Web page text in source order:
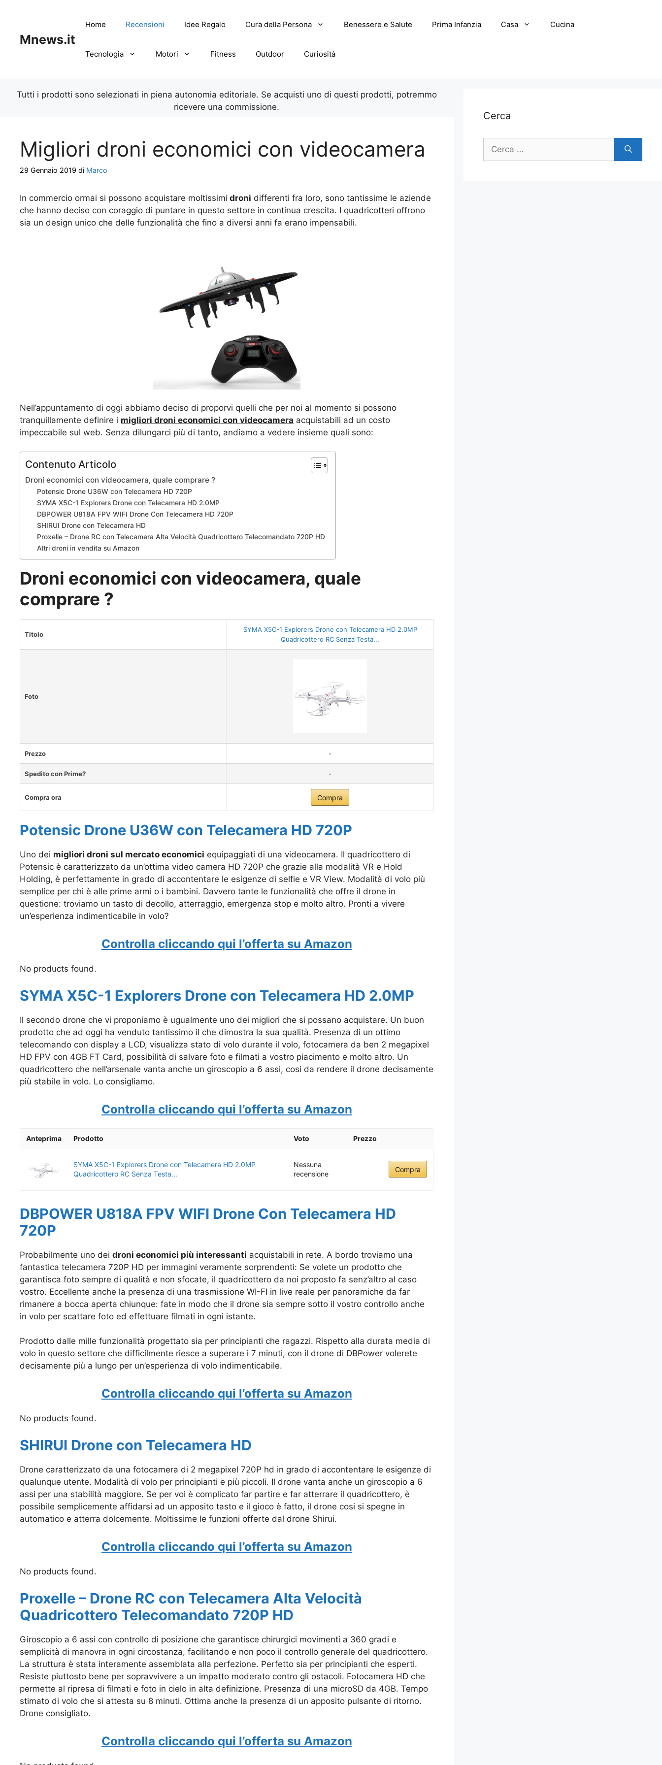
Mnews.it
Home Recensioni Idee Regalo Cura della Persona Benessere e Salute Prima Infanzia Casa Cucina
Tecnologia Motori Fitness Outdoor Curiosità
Tutti i prodotti sono selezionati in piena autonomia editoriale. Se acquisti uno di questi prodotti, potremmo
ricevere una commissione.
Migliori droni economici con videocamera
29 Gennaio 2019 di Marco
In commercio ormai si possono acquistare moltissimi droni differenti fra loro, sono tantissime le aziende
che hanno deciso con coraggio di puntare in questo settore in continua crescita. I quadricotteri offrono
sia un design unico che delle funzionalità che fino a diversi anni fa erano impensabili.
Nell’appuntamento di oggi abbiamo deciso di proporvi quelli che per noi al momento si possono
tranquillamente definire i migliori droni economici con videocamera acquistabili ad un costo
impeccabile sul web. Senza dilungarci più di tanto, andiamo a vedere insieme quali sono:
Contenuto Articolo
Droni economici con videocamera, quale comprare ?
Potensic Drone U36W con Telecamera HD 720P
SYMA X5C-1 Explorers Drone con Telecamera HD 2.0MP
DBPOWER U818A FPV WIFI Drone Con Telecamera HD 720P
SHIRUI Drone con Telecamera HD
Proxelle – Drone RC con Telecamera Alta Velocità Quadricottero Telecomandato 720P HD
Altri droni in vendita su Amazon
Droni economici con videocamera, quale
comprare ?
Titolo
SYMA X5C-1 Explorers Drone con Telecamera HD 2.0MP
Quadricottero RC Senza Testa...
Foto
Prezzo -
Spedito con Prime? -
Compra ora Compra
Potensic Drone U36W con Telecamera HD 720P
Uno dei migliori droni sul mercato economici equipaggiati di una videocamera. Il quadricottero di
Potensic è caratterizzato da un’ottima video camera HD 720P che grazie alla modalità VR e Hold
Holding, è perfettamente in grado di accontentare le esigenze di selfie e VR View. Modalità di volo più
semplice per chi è alle prime armi o i bambini. Davvero tante le funzionalità che offre il drone in
questione: troviamo un tasto di decollo, atterraggio, emergenza stop e molto altro. Pronti a vivere
un’esperienza indimenticabile in volo?
Controlla cliccando qui l’offerta su Amazon
No products found.
SYMA X5C-1 Explorers Drone con Telecamera HD 2.0MP
Il secondo drone che vi proponiamo è ugualmente uno dei migliori che si possano acquistare. Un buon
prodotto che ad oggi ha venduto tantissimo il che dimostra la sua qualità. Presenza di un ottimo
telecomando con display a LCD, visualizza stato di volo durante il volo, fotocamera da ben 2 megapixel
HD FPV con 4GB FT Card, possibilità di salvare foto e filmati a vostro piacimento e molto altro. Un
quadricottero che nell’arsenale vanta anche un giroscopio a 6 assi, cosi da rendere il drone decisamente
più stabile in volo. Lo consigliamo.
Controlla cliccando qui l’offerta su Amazon
Anteprima Prodotto Voto Prezzo
SYMA X5C-1 Explorers Drone con Telecamera HD 2.0MP
Quadricottero RC Senza Testa...
Nessuna
recensione
Compra
DBPOWER U818A FPV WIFI Drone Con Telecamera HD
720P
Probabilmente uno dei droni economici più interessanti acquistabili in rete. A bordo troviamo una
fantastica telecamera 720P HD per immagini veramente sorprendenti: Se volete un prodotto che
garantisca foto sempre di qualità e non sfocate, il quadricottero da noi proposto fa senz’altro al caso
vostro. Eccellente anche la presenza di una trasmissione WI-FI in live reale per panoramiche da far
rimanere a bocca aperta chiunque: fate in modo che il drone sia sempre sotto il vostro controllo anche
in volo per scattare foto ed effettuare filmati in ogni istante.
Prodotto dalle mille funzionalità progettato sia per principianti che ragazzi. Rispetto alla durata media di
volo in questo settore che difficilmente riesce a superare i 7 minuti, con il drone di DBPower volerete
decisamente più a lungo per un’esperienza di volo indimenticabile.
Controlla cliccando qui l’offerta su Amazon
No products found.
SHIRUI Drone con Telecamera HD
Drone caratterizzato da una fotocamera di 2 megapixel 720P hd in grado di accontentare le esigenze di
qualunque utente. Modalità di volo per principianti e più piccoli. Il drone vanta anche un giroscopio a 6
assi per una stabilità maggiore. Se per voi è complicato far partire e far atterrare il quadricottero, è
possibile semplicemente affidarsi ad un apposito tasto e il gioco è fatto, il drone cosi si spegne in
automatico e atterra dolcemente. Moltissime le funzioni offerte dal drone Shirui.
Controlla cliccando qui l’offerta su Amazon
No products found.
Proxelle – Drone RC con Telecamera Alta Velocità
Quadricottero Telecomandato 720P HD
Giroscopio a 6 assi con controllo di posizione che garantisce chirurgici movimenti a 360 gradi e
semplicità di manovra in ogni circostanza, facilitando e non poco il controllo generale del quadricottero.
La struttura è stata interamente assemblata alla perfezione. Perfetto sia per principianti che esperti.
Resiste piuttosto bene per sopravvivere a un impatto moderato contro gli ostacoli. Fotocamera HD che
permette al ripresa di filmati e foto in cielo in alta definizione. Presenza di una microSD da 4GB. Tempo
stimato di volo che si attesta su 8 minuti. Ottima anche la presenza di un apposito pulsante di ritorno.
Drone consigliato.
Controlla cliccando qui l’offerta su Amazon
Cerca
Ricerca